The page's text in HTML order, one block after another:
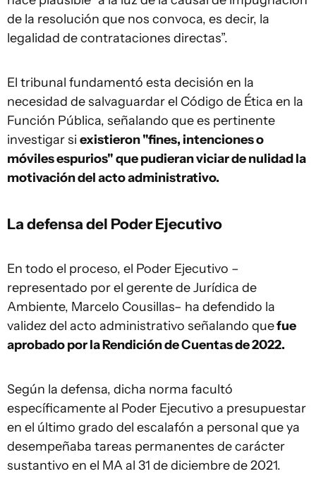
de la resolución que nos convoca, es decir, la
legalidad de contrataciones directas”.
El tribunal fundamentó esta decisión en la
necesidad de salvaguardar el Código de Ética en la
Función Pública, señalando que es pertinente
investigar si existieron "fines, intenciones o
móviles espurios" que pudieran viciar de nulidad la
motivación del acto administrativo.
La defensa del Poder Ejecutivo
En todo el proceso, el Poder Ejecutivo –
representado por el gerente de Jurídica de
Ambiente, Marcelo Cousillas– ha defendido la
validez del acto administrativo señalando quefue
aprobado por la Rendición de Cuentas de 2022.
Según la defensa, dicha norma facultó
específicamente al Poder Ejecutivo a presupuestar
en el último grado del escalafón a personal que ya
desempeñaba tareas permanentes de carácter
sustantivo en el MA al 31 de diciembre de 2021.